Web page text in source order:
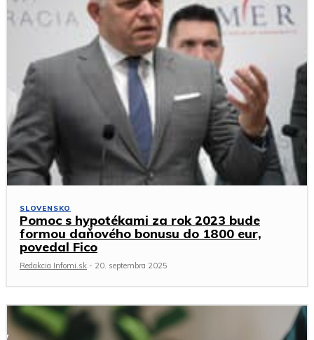
SLOVENSKO
Pomoc s hypotékami za rok 2023 bude
formou daňového bonusu do 1800 eur,
povedal Fico
Redakcia Infomi.sk - 20. septembra 2025